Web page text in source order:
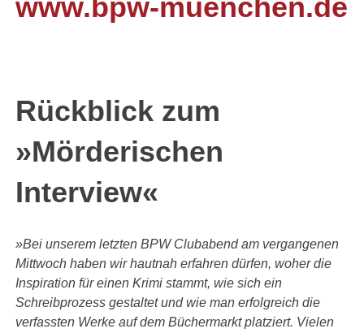
www.bpw-muenchen.de
Rückblick zum
»Mörderischen
Interview«
»Bei unserem letzten BPW Clubabend am vergangenen
Mittwoch haben wir hautnah erfahren dürfen, woher die
Inspiration für einen Krimi stammt, wie sich ein
Schreibprozess gestaltet und wie man erfolgreich die
verfassten Werke auf dem Büchermarkt platziert. Vielen